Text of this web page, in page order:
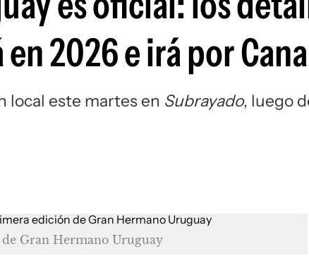
2026 e irá por
local este martes en Subrayado, luego
Gran Hermano Uruguay